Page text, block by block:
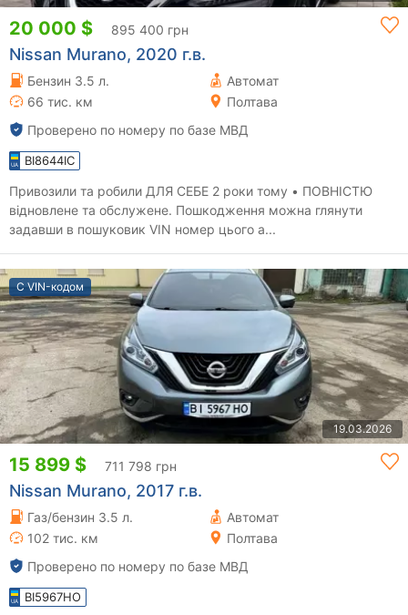
20 000 $ 895 400 грн
Nissan Murano, 2020 г.в.
Бензин 3.5 л.
Автомат
66 тис. км
Полтава
Проверено по номеру по базе МВД
BI8644IC
Привозили та робили ДЛЯ СЕБЕ 2 роки тому • ПОВНІСТЮ
відновлене та обслужене. Пошкодження можна глянути
задавши в пошуковик VIN номер цього а...
С VIN-кодом
19.03.2026
15 899 $ 711 798 грн
Nissan Murano, 2017 г.в.
Газ/бензин 3.5 л.
Автомат
102 тис. км
Полтава
Проверено по номеру по базе МВД
BI5967HO